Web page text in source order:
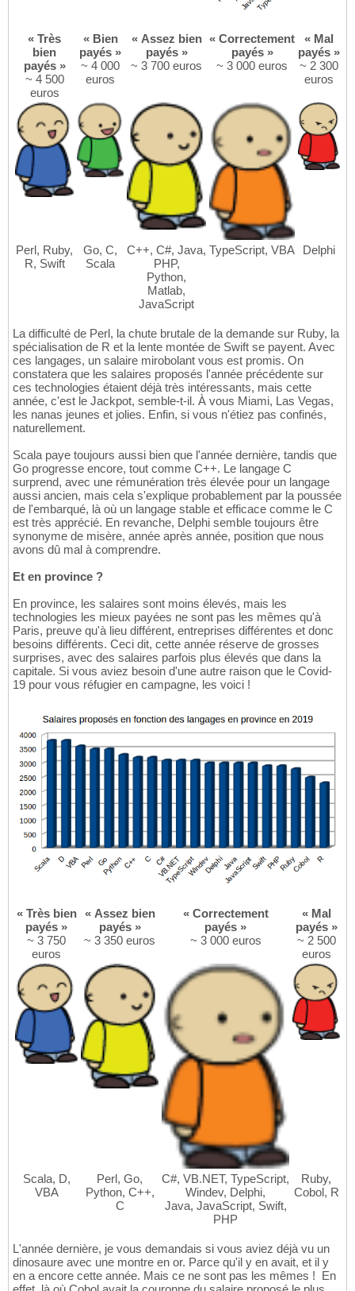
« Très
bien
payés »
~ 4 500
euros
« Bien
payés »
~ 4 000
euros
« Assez bien
payés »
~ 3 700 euros
« Correctement
payés »
~ 3 000 euros
« Mal
payés »
~ 2 300
euros
Perl, Ruby,
R, Swift
Go, C,
Scala
C++, C#, Java,
PHP,
Python,
Matlab,
JavaScript
TypeScript, VBA Delphi
La difficulté de Perl, la chute brutale de la demande sur Ruby, la
spécialisation de R et la lente montée de Swift se payent. Avec
ces langages, un salaire mirobolant vous est promis. On
constatera que les salaires proposés l'année précédente sur
ces technologies étaient déjà très intéressants, mais cette
année, c'est le Jackpot, semble-t-il. À vous Miami, Las Vegas,
les nanas jeunes et jolies. Enfin, si vous n'étiez pas confinés,
naturellement.
Scala paye toujours aussi bien que l'année dernière, tandis que
Go progresse encore, tout comme C++. Le langage C
surprend, avec une rémunération très élevée pour un langage
aussi ancien, mais cela s'explique probablement par la poussée
de l'embarqué, là où un langage stable et efficace comme le C
est très apprécié. En revanche, Delphi semble toujours être
synonyme de misère, année après année, position que nous
avons dû mal à comprendre.
Et en province ?
En province, les salaires sont moins élevés, mais les
technologies les mieux payées ne sont pas les mêmes qu'à
Paris, preuve qu'à lieu différent, entreprises différentes et donc
besoins différents. Ceci dit, cette année réserve de grosses
surprises, avec des salaires parfois plus élevés que dans la
capitale. Si vous aviez besoin d'une autre raison que le Covid-
19 pour vous réfugier en campagne, les voici !
« Très bien
payés »
~ 3 750
euros
« Assez bien
payés »
~ 3 350 euros
« Correctement
payés »
~ 3 000 euros
« Mal
payés »
~ 2 500
euros
Scala, D,
VBA
Perl, Go,
Python, C++,
C
C#, VB.NET, TypeScript,
Windev, Delphi,
Java, JavaScript, Swift,
PHP
Ruby,
Cobol, R
L'année dernière, je vous demandais si vous aviez déjà vu un
dinosaure avec une montre en or. Parce qu'il y en avait, et il y
en a encore cette année. Mais ce ne sont pas les mêmes ! En